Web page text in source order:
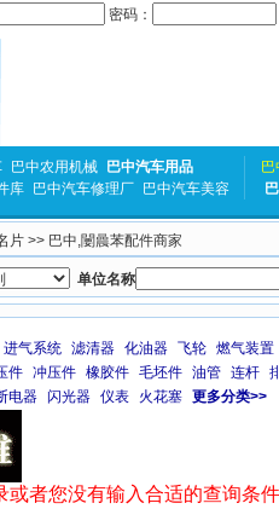
密码：
巴中农用机械
巴中汽车用品
库 巴中汽车修理厂 巴中汽车美容
片 >> 巴中,闄曟苯配件商家
单位名称
进气系统 滤清器 化油器 飞轮 燃气装置
件 冲压件 橡胶件 毛坯件 油管 连杆
电器 闪光器 仪表 火花塞 更多分类>>
或者您没有输入合适的查询条